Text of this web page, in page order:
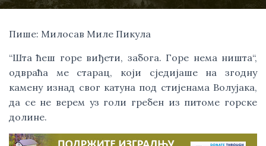
Пише: Милосав Миле Пикула
“Шта ћеш горе виђети, забога. Горе нема ништа“,
одвраћа ме старац, који сједијаше на згодну
камену изнад свог катуна под стијенама Волујака,
да се не верем уз голи гребен из питоме горске
долине.